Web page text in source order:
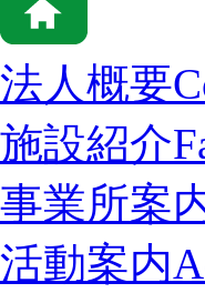
法人概要
施設紹介
事業所案
活動案内